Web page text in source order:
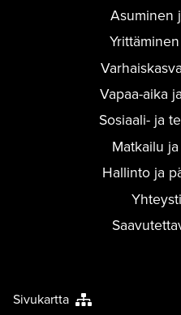
Asuminen
Vapaa-aika
Sosiaali- ja
Matkailu
Hallinto ja
Sivukartta